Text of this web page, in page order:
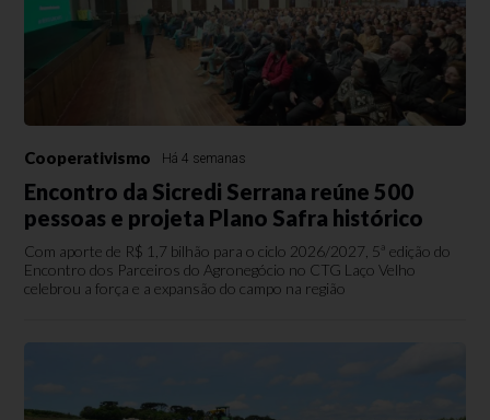
Cooperativismo Há 4 semanas
Encontro da Sicredi Serrana reúne 500
pessoas e projeta Plano Safra histórico
Com aporte de R$ 1,7 bilhão para o ciclo 2026/2027, 5ª edição do
Encontro dos Parceiros do Agronegócio no CTG Laço Velho
celebrou a força e a expansão do campo na região